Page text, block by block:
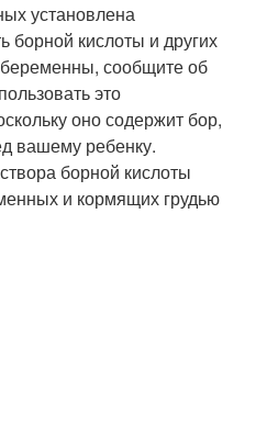
установлена
борной кислоты и других
сообщите об
это
оно содержит бор,
вашему ребенку.
борной кислоты
и кормящих грудью